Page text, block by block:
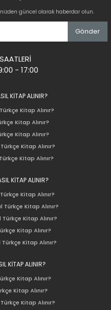
güncel olarak haberdar olun.
Gönder
- 17:00
KİTAP ALINIR?
Kitap Alınır?
Kitap Alınır?
Kitap Alınır?
Kitap Alınır?
Kitap Alınır?
KİTAP ALINIR?
Kitap Alınır?
Kitap Alınır?
Kitap Alınır?
Kitap Alınır?
Kitap Alınır?
KİTAP ALINIR?
Kitap Alınır?
Kitap Alınır?
Kitap Alınır?